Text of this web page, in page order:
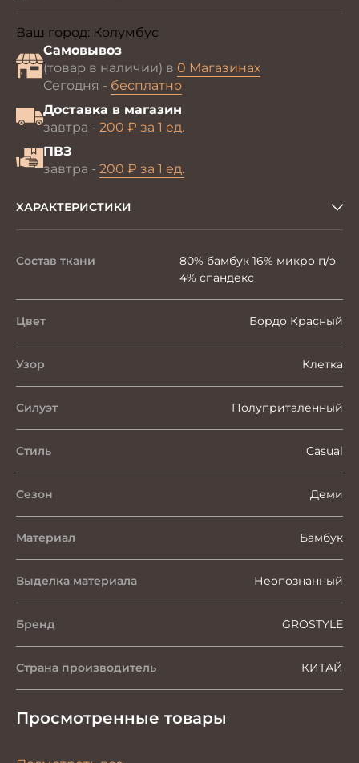
Ваш город: Колумбус
Самовывоз
(товар в наличии) в 0 Магазинах
Сегодня - бесплатно
Доставка в магазин
завтра - 200 ₽ за 1 ед.
ПВЗ
завтра - 200 ₽ за 1 ед.
ХАРАКТЕРИСТИКИ
Состав ткани
80% бамбук 16% микро п/э
4% спандекс
Цвет Бордо Красный
Узор Клетка
Силуэт Полуприталенный
Стиль Casual
Сезон Деми
Материал Бамбук
Выделка материала Неопознанный
Бренд GROSTYLE
Страна производитель КИТАЙ
Просмотренные товары